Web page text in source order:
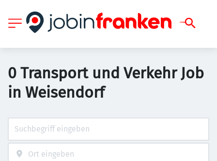
0 Transport und Verkehr Job
in Weisendorf